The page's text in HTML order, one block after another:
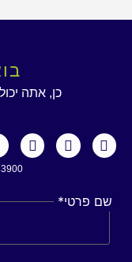
כן, אתה
שם פרטי*